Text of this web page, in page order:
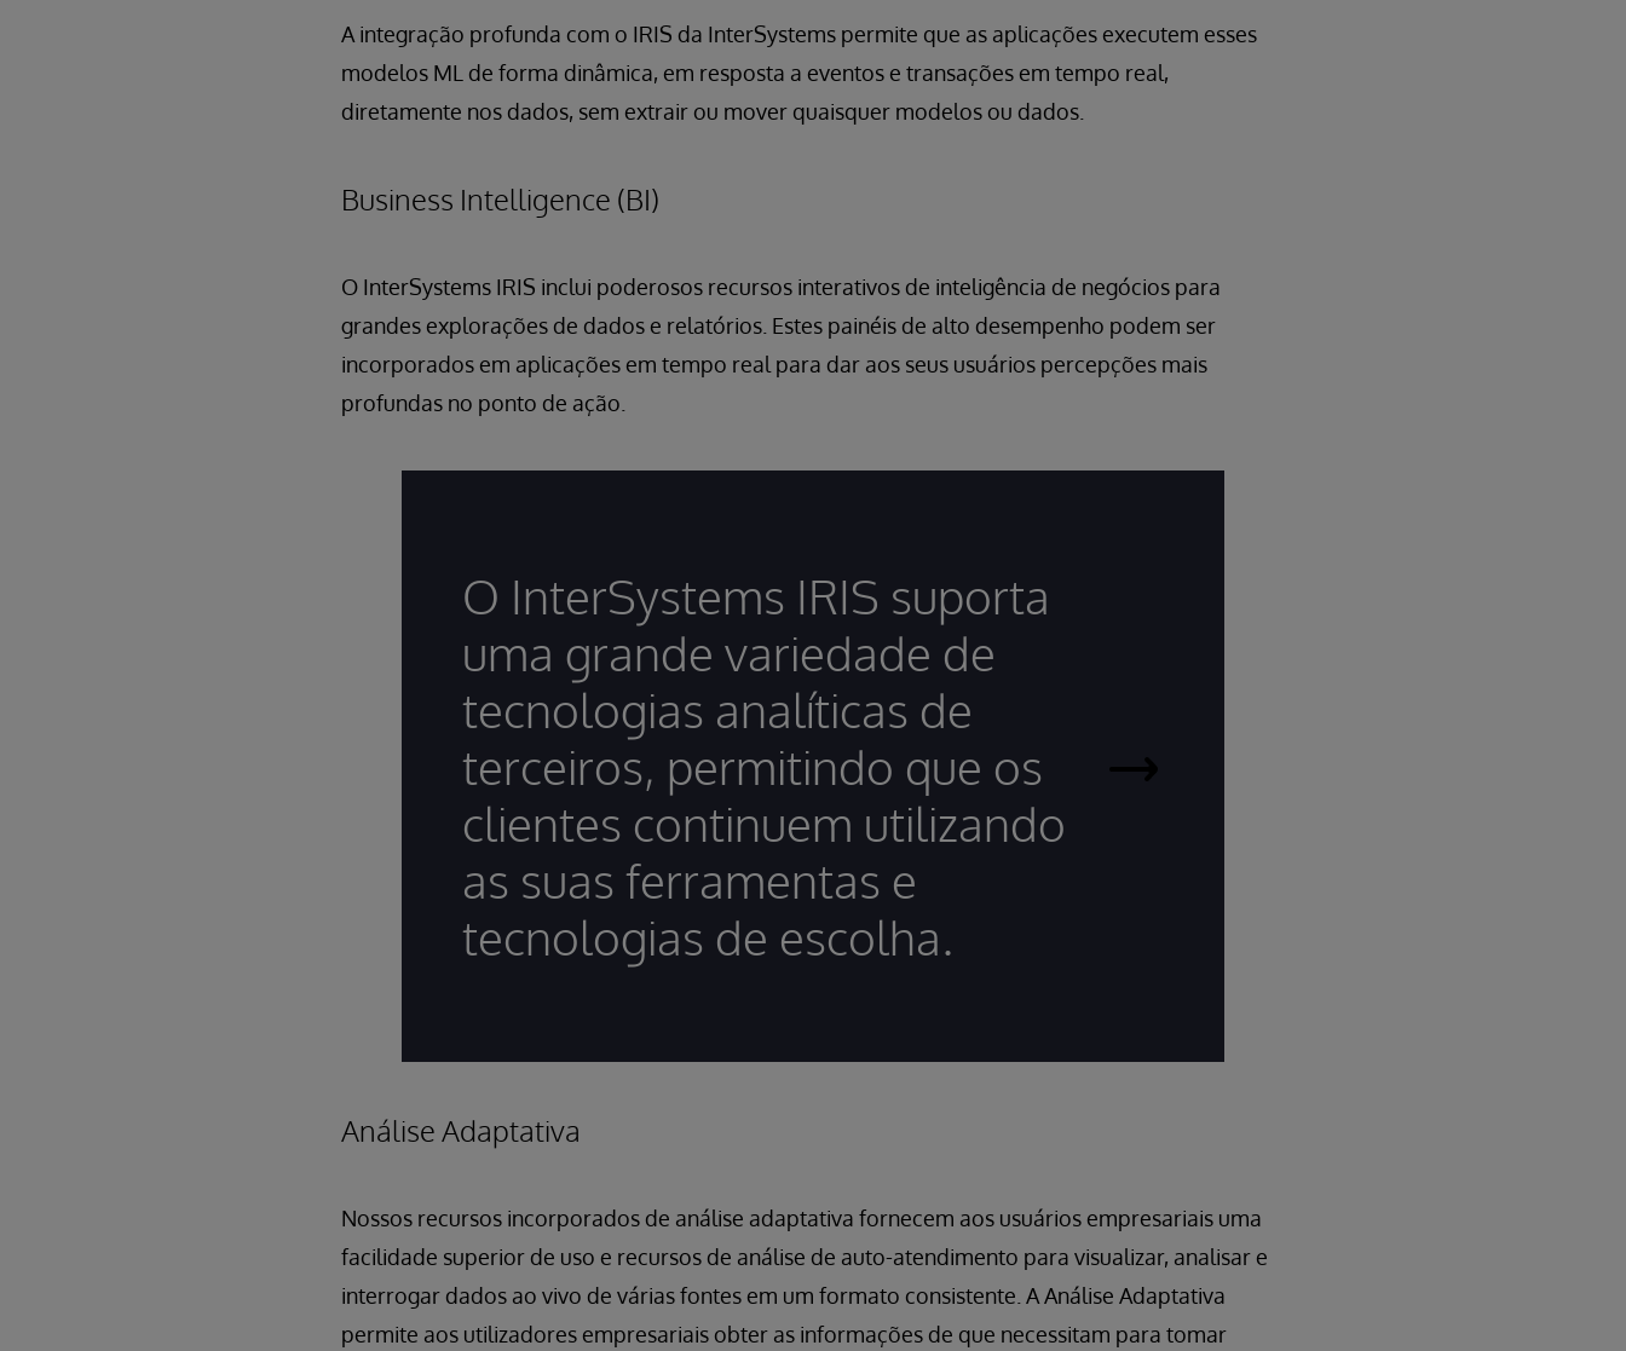
A integração profunda com o IRIS da InterSystems permite que as aplicações executem esses
modelos ML de forma dinâmica, em resposta a eventos e transações em tempo real,
diretamente nos dados, sem extrair ou mover quaisquer modelos ou dados.
Business Intelligence (BI)
O InterSystems IRIS inclui poderosos recursos interativos de inteligência de negócios para
grandes explorações de dados e relatórios. Estes painéis de alto desempenho podem ser
incorporados em aplicações em tempo real para dar aos seus usuários percepções mais
profundas no ponto de ação.
O InterSystems IRIS suporta
uma grande variedade de
tecnologias analíticas de
terceiros, permitindo que os
clientes continuem utilizando
as suas ferramentas e
tecnologias de escolha.
InterSystems
Análise Adaptativa
Nossos recursos incorporados de análise adaptativa fornecem aos usuários empresariais uma
facilidade superior de uso e recursos de análise de auto-atendimento para visualizar, analisar e
interrogar dados ao vivo de várias fontes em um formato consistente. A Análise Adaptativa
permite aos utilizadores empresariais obter as informações de que necessitam para tomar